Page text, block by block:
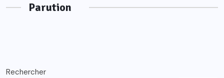
Parution
Rechercher